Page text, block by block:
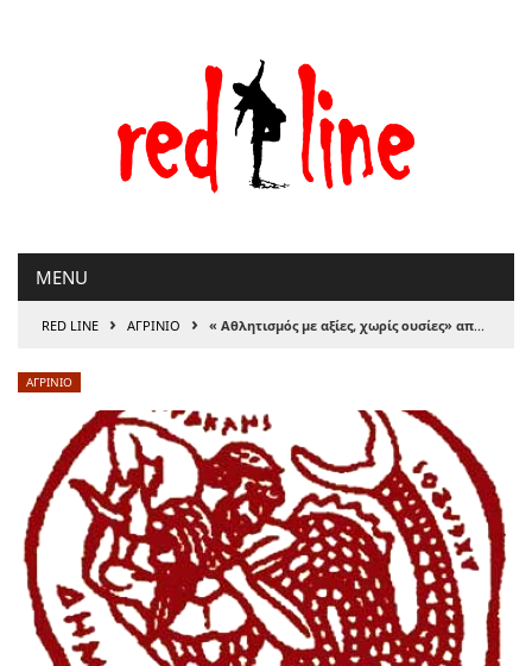
MENU
RED LINE › ΑΓΡΙΝΙΟ › « Αθλητισμός με αξίες, χωρίς ουσίες» από τον Εθνικό Οργανισμό Καταπολέμησης Ντόπινγκ
ΑΓΡΙΝΙΟ